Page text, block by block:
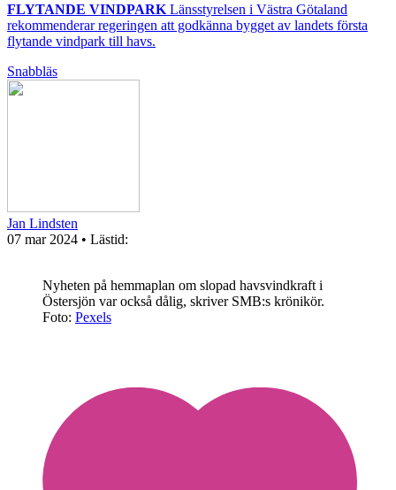
FLYTANDE VINDPARK Länsstyrelsen i Västra Götaland
rekommenderar regeringen att godkänna bygget av landets första
flytande vindpark till havs.
Snabbläs
Jan Lindsten
07 mar 2024 • Lästid:
Nyheten på hemmaplan om slopad havsvindkraft i
Östersjön var också dålig, skriver SMB:s krönikör.
Foto: Pexels